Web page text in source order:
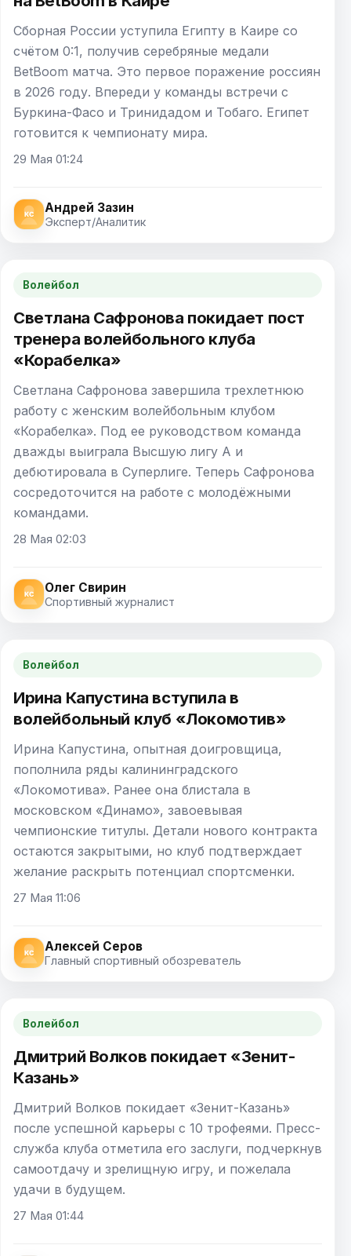
Сборная России уступила Египту в Каире со
счётом 0:1, получив серебряные медали
BetBoom матча. Это первое поражение россиян
в 2026 году. Впереди у команды встречи с
Буркина-Фасо и Тринидадом и Тобаго. Египет
готовится к чемпионату мира.
29 Мая 01:24
Андрей Зазин
Эксперт/Аналитик
Волейбол
Светлана Сафронова покидает пост
тренера волейбольного клуба
«Корабелка»
Светлана Сафронова завершила трехлетнюю
работу с женским волейбольным клубом
«Корабелка». Под ее руководством команда
дважды выиграла Высшую лигу А и
дебютировала в Суперлиге. Теперь Сафронова
сосредоточится на работе с молодёжными
командами.
28 Мая 02:03
Олег Свирин
Спортивный журналист
Волейбол
Ирина Капустина вступила в
волейбольный клуб «Локомотив»
Ирина Капустина, опытная доигровщица,
пополнила ряды калининградского
«Локомотива». Ранее она блистала в
московском «Динамо», завоевывая
чемпионские титулы. Детали нового контракта
остаются закрытыми, но клуб подтверждает
желание раскрыть потенциал спортсменки.
27 Мая 11:06
Алексей Серов
Главный спортивный обозреватель
Волейбол
Дмитрий Волков покидает «Зенит-
Казань»
Дмитрий Волков покидает «Зенит-Казань»
после успешной карьеры с 10 трофеями. Пресс-
служба клуба отметила его заслуги, подчеркнув
самоотдачу и зрелищную игру, и пожелала
удачи в будущем.
27 Мая 01:44